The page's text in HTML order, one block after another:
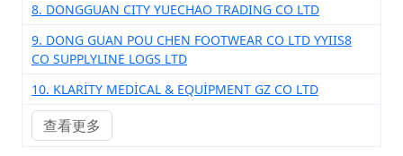
8. DONGGUAN CITY YUECHAO TRADING CO LTD
9. DONG GUAN POU CHEN FOOTWEAR CO LTD YYIIS8
CO SUPPLYLINE LOGS LTD
10. KLARİTY MEDİCAL & EQUİPMENT GZ CO LTD
查看更多